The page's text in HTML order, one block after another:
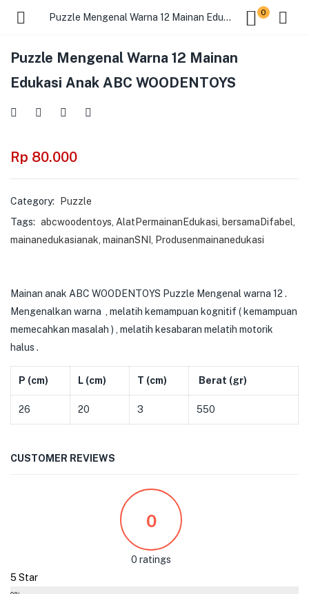
Puzzle Mengenal Warna 12 Mainan Edukasi Anak ABC WOODENTOYS 0
Puzzle Mengenal Warna 12 Mainan
Edukasi Anak ABC WOODENTOYS
Rp 80.000
Category:
Puzzle
Tags: abcwoodentoys AlatPermainanEdukasi bersamaDifabel
mainanedukasianak mainanSNI Produsenmainanedukasi
Mainan anak ABC WOODENTOYS Puzzle Mengenal warna 12 .
Mengenalkan warna , melatih kemampuan kognitif ( kemampuan
memecahkan masalah ) , melatih kesabaran melatih motorik
halus .
P (cm) L (cm) T (cm) Berat (gr)
26 20 3 550
CUSTOMER REVIEWS
0
0 ratings
5 Star